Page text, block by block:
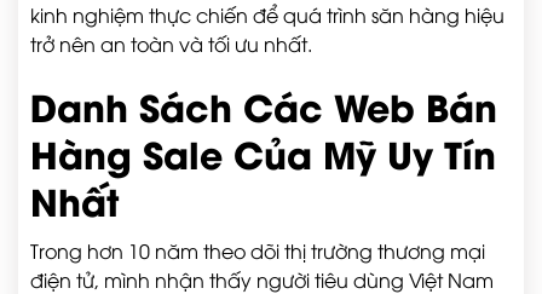
kinh nghiệm thực chiến để quá trình săn hàng hiệu
trở nên an toàn và tối ưu nhất.
Danh Sách Các Web Bán
Hàng Sale Của Mỹ Uy Tín
Nhất
Trong hơn 10 năm theo dõi thị trường thương mại
điện tử, mình nhận thấy người tiêu dùng Việt Nam